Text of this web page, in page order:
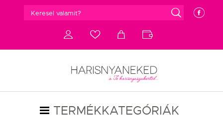
e g
d c a b
TERMÉKKATEGÓRIÁK